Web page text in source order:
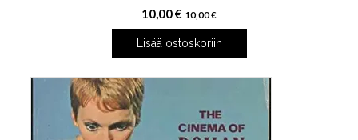
10,00€ 10,00€
Lisää ostoskoriin